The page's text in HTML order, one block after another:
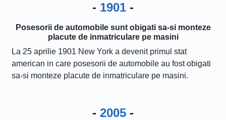
- 1901 -
Posesorii de automobile sunt obigati sa-si monteze
placute de inmatriculare pe masini
La 25 aprilie 1901 New York a devenit primul stat
american in care posesorii de automobile au fost obigati
sa-si monteze placute de inmatriculare pe masini.
- 2005 -